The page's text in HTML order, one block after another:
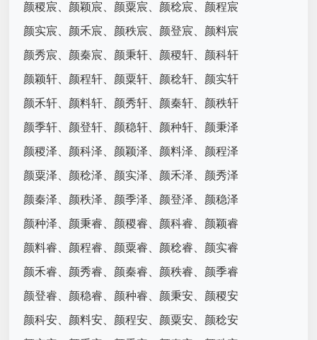
颜稷宸、颜颖宸、颜粟宸、颜稔宸、颜程宸
颜实宸、颜禾宸、颜秩宸、颜登宸、颜料宸
颜秀宸、颜秦宸、颜秉轩、颜稷轩、颜科轩
颜颖轩、颜程轩、颜粟轩、颜稔轩、颜实轩
颜禾轩、颜料轩、颜秀轩、颜秦轩、颜秩轩
颜季轩、颜登轩、颜稳轩、颜种轩、颜秉泽
颜稷泽、颜科泽、颜颖泽、颜料泽、颜程泽
颜粟泽、颜稔泽、颜实泽、颜禾泽、颜秀泽
颜秦泽、颜秩泽、颜季泽、颜登泽、颜稳泽
颜种泽、颜秉睿、颜稷睿、颜科睿、颜颖睿
颜料睿、颜程睿、颜粟睿、颜稔睿、颜实睿
颜禾睿、颜秀睿、颜秦睿、颜秩睿、颜季睿
颜登睿、颜稳睿、颜种睿、颜秉安、颜稷安
颜科安、颜料安、颜程安、颜粟安、颜稔安